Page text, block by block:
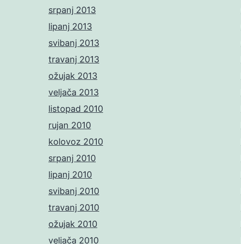
srpanj 2013
lipanj 2013
svibanj 2013
travanj 2013
ožujak 2013
veljača 2013
listopad 2010
rujan 2010
kolovoz 2010
srpanj 2010
lipanj 2010
svibanj 2010
travanj 2010
ožujak 2010
veljača 2010